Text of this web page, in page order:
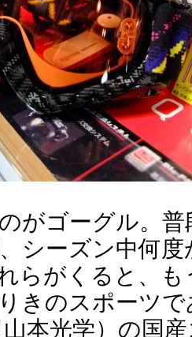
がゴーグル。
シーズン中何
らがくると、
きのスポーツ
山本光学）の国